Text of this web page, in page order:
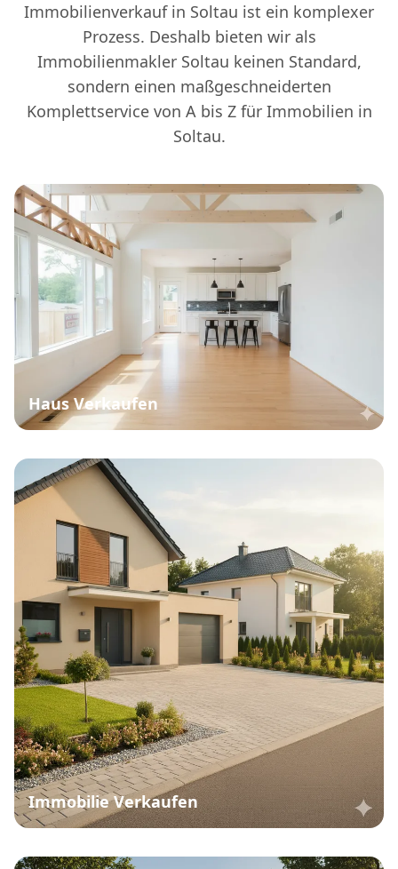
Immobilienverkauf in Soltau ist ein komplexer
Prozess. Deshalb bieten wir als
Immobilienmakler Soltau keinen Standard,
sondern einen maßgeschneiderten
Komplettservice von A bis Z für Immobilien in
Soltau.
Haus Verkaufen
Immobilie Verkaufen